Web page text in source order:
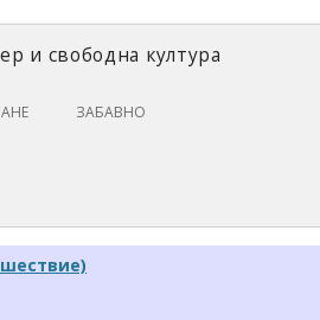
и свободна култура
Skip
to
ЗАБАВНО